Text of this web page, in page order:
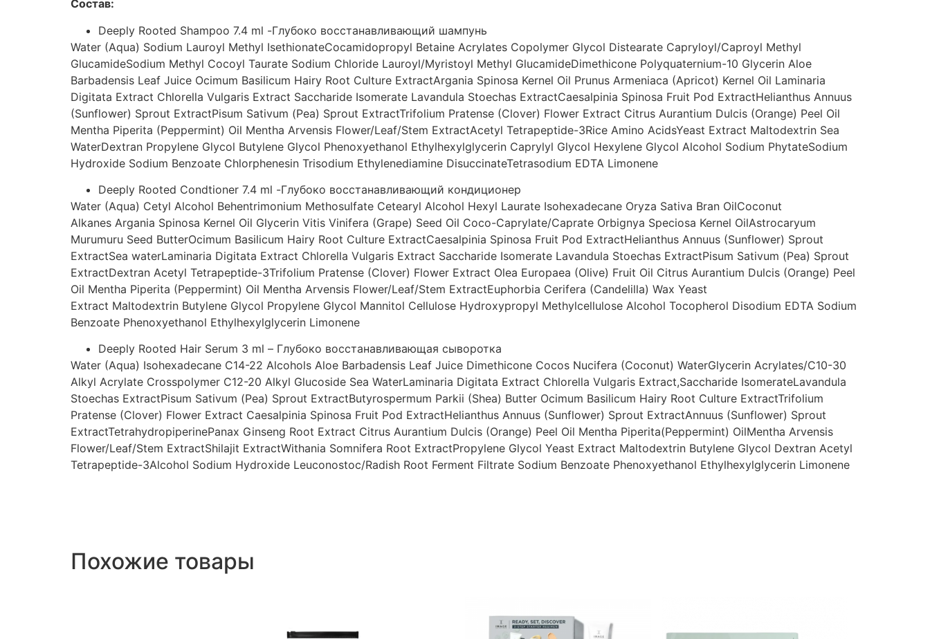
Состав:
Deeply Rooted Shampoo 7.4 ml -Глубоко восстанавливающий шампунь
Water (Aqua) Sodium Lauroyl Methyl IsethionateCocamidopropyl Betaine Acrylates Copolymer Glycol Distearate Capryloyl/Caproyl Methyl
GlucamideSodium Methyl Cocoyl Taurate Sodium Chloride Lauroyl/Myristoyl Methyl GlucamideDimethicone Polyquaternium-10 Glycerin Aloe
Barbadensis Leaf Juice Ocimum Basilicum Hairy Root Culture ExtractArgania Spinosa Kernel Oil Prunus Armeniaca (Apricot) Kernel Oil Laminaria
Digitata Extract Chlorella Vulgaris Extract Saccharide Isomerate Lavandula Stoechas ExtractCaesalpinia Spinosa Fruit Pod ExtractHelianthus Annuus
(Sunflower) Sprout ExtractPisum Sativum (Pea) Sprout ExtractTrifolium Pratense (Clover) Flower Extract Citrus Aurantium Dulcis (Orange) Peel Oil
Mentha Piperita (Peppermint) Oil Mentha Arvensis Flower/Leaf/Stem ExtractAcetyl Tetrapeptide-3Rice Amino AcidsYeast Extract Maltodextrin Sea
WaterDextran Propylene Glycol Butylene Glycol Phenoxyethanol Ethylhexylglycerin Caprylyl Glycol Hexylene Glycol Alcohol Sodium PhytateSodium
Hydroxide Sodium Benzoate Chlorphenesin Trisodium Ethylenediamine DisuccinateTetrasodium EDTA Limonene
Deeply Rooted Condtioner 7.4 ml -Глубоко восстанавливающий кондиционер
Water (Aqua) Cetyl Alcohol Behentrimonium Methosulfate Cetearyl Alcohol Hexyl Laurate Isohexadecane Oryza Sativa Bran OilCoconut
Alkanes Argania Spinosa Kernel Oil Glycerin Vitis Vinifera (Grape) Seed Oil Coco-Caprylate/Caprate Orbignya Speciosa Kernel OilAstrocaryum
Murumuru Seed ButterOcimum Basilicum Hairy Root Culture ExtractCaesalpinia Spinosa Fruit Pod ExtractHelianthus Annuus (Sunflower) Sprout
ExtractSea waterLaminaria Digitata Extract Chlorella Vulgaris Extract Saccharide Isomerate Lavandula Stoechas ExtractPisum Sativum (Pea) Sprout
ExtractDextran Acetyl Tetrapeptide-3Trifolium Pratense (Clover) Flower Extract Olea Europaea (Olive) Fruit Oil Citrus Aurantium Dulcis (Orange) Peel
Oil Mentha Piperita (Peppermint) Oil Mentha Arvensis Flower/Leaf/Stem ExtractEuphorbia Cerifera (Candelilla) Wax Yeast
Extract Maltodextrin Butylene Glycol Propylene Glycol Mannitol Cellulose Hydroxypropyl Methylcellulose Alcohol Tocopherol Disodium EDTA Sodium
Benzoate Phenoxyethanol Ethylhexylglycerin Limonene
Deeply Rooted Hair Serum 3 ml – Глубоко восстанавливающая сыворотка
Water (Aqua) Isohexadecane C14-22 Alcohols Aloe Barbadensis Leaf Juice Dimethicone Cocos Nucifera (Coconut) WaterGlycerin Acrylates/C10-30
Alkyl Acrylate Crosspolymer C12-20 Alkyl Glucoside Sea WaterLaminaria Digitata Extract Chlorella Vulgaris Extract,Saccharide IsomerateLavandula
Stoechas ExtractPisum Sativum (Pea) Sprout ExtractButyrospermum Parkii (Shea) Butter Ocimum Basilicum Hairy Root Culture ExtractTrifolium
Pratense (Clover) Flower Extract Caesalpinia Spinosa Fruit Pod ExtractHelianthus Annuus (Sunflower) Sprout ExtractAnnuus (Sunflower) Sprout
ExtractTetrahydropiperinePanax Ginseng Root Extract Citrus Aurantium Dulcis (Orange) Peel Oil Mentha Piperita(Peppermint) OilMentha Arvensis
Flower/Leaf/Stem ExtractShilajit ExtractWithania Somnifera Root ExtractPropylene Glycol Yeast Extract Maltodextrin Butylene Glycol Dextran Acetyl
Tetrapeptide-3Alcohol Sodium Hydroxide Leuconostoc/Radish Root Ferment Filtrate Sodium Benzoate Phenoxyethanol Ethylhexylglycerin Limonene
Похожие товары